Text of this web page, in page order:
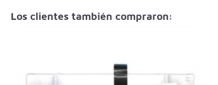
Los clientes también compraron: